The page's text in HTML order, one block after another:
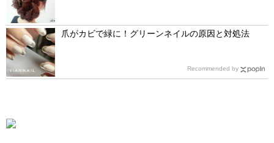
爪がカビで緑に！グリーンネイルの原因と対処法
Recommended by